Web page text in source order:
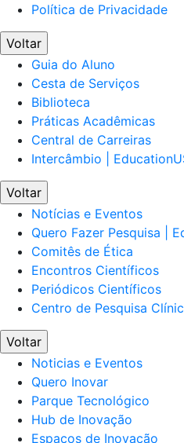
Política de Privacidade
Voltar
Guia do Aluno
Cesta de Serviços
Biblioteca
Práticas Acadêmicas
Central de Carreiras
Intercâmbio |
Voltar
Notícias e Eventos
Quero Fazer Pesquisa |
Comitês de Ética
Encontros Científicos
Periódicos Científicos
Centro de Pesquisa
Voltar
Noticias e Eventos
Quero Inovar
Parque Tecnológico
Hub de Inovação
Espaços de Inovação